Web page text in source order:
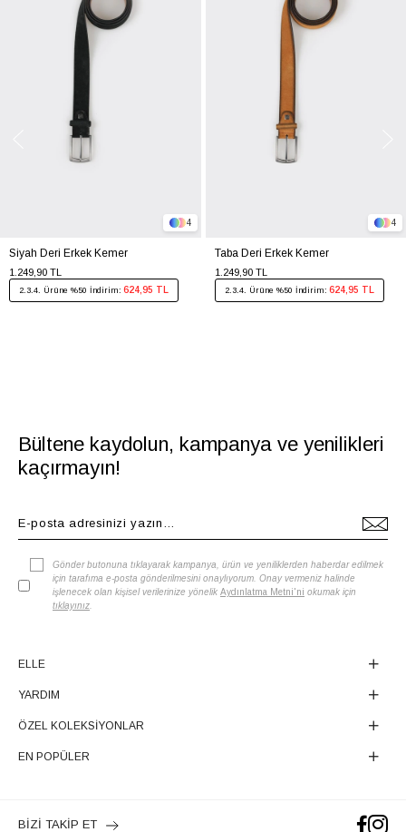
Siyah Deri Erkek Kemer
1.249,90 TL
2.3.4. Ürüne %50 İndirim: 624,95 TL
4
Taba Deri Erkek Kemer
1.249,90 TL
2.3.4. Ürüne %50 İndirim: 624,95 TL
4
Bültene kaydolun, kampanya ve yenilikleri
kaçırmayın!
Gönder butonuna tıklayarak kampanya, ürün ve yeniliklerden haberdar edilmek
için tarafıma e-posta gönderilmesini onaylıyorum. Onay vermeniz halinde
işlenecek olan kişisel verilerinize yönelik Aydınlatma Metni'ni okumak için
tıklayınız
ELLE
YARDIM
ÖZEL KOLEKSİYONLAR
EN POPÜLER
BİZİ TAKİP ET